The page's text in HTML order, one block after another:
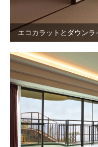
エコカラットとダウン